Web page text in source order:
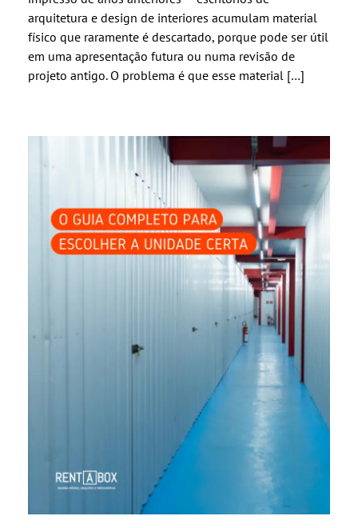
arquitetura e design de interiores acumulam material
físico que raramente é descartado, porque pode ser útil
em uma apresentação futura ou numa revisão de
projeto antigo. O problema é que esse material […]